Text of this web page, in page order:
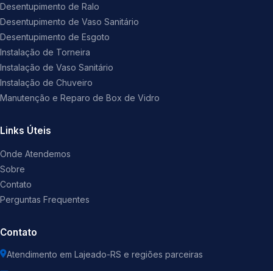
Desentupimento de Ralo
Desentupimento de Vaso Sanitário
Desentupimento de Esgoto
Instalação de Torneira
Instalação de Vaso Sanitário
Instalação de Chuveiro
Manutenção e Reparo de Box de Vidro
Links Úteis
Onde Atendemos
Sobre
Contato
Perguntas Frequentes
Contato
Atendimento em Lajeado-RS e regiões parceiras